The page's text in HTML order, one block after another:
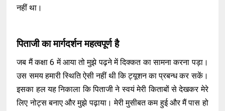
नहीं था।
पिताजी का मार्गदर्शन महत्वपूर्ण है
जब मैं कक्षा 6 में आया तो मुझे पढ़ने में दिक्कत का सामना करना पड़ा।
उस समय हमारी स्थिति ऐसी नहीं थी कि ट्यूशन का प्रबन्ध कर सकें।
इसका हल यह निकाला कि पिताजी ने स्वयं मेरी किताबों से देखकर मेरे
लिए नोट्स बनाए और मुझे पढ़ाया। मेरी मुसीबत कम हुई और मैं पास हो